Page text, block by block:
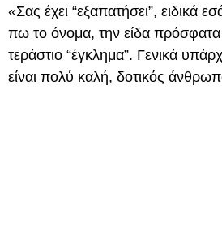
«Σας έχει “εξαπατήσει”, ειδικά
πω το όνομα, την είδα πρόσφατα
τεράστιο “έγκλημα”. Γενικά
είναι πολύ καλή, δοτικός